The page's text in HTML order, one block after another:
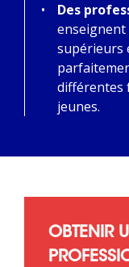
Des
enseignent
supérieurs
différentes
jeunes.
OBTENIR